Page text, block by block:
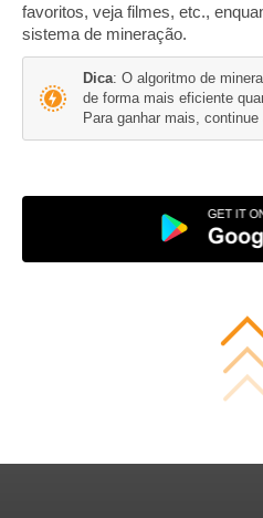
favoritos, veja filmes, etc.,
sistema de mineração.
Dica: O algoritmo de
de forma mais eficiente
Para ganhar mais, continue